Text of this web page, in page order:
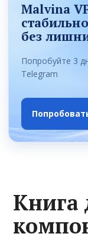
Malvina
без
Попробуйте 3
Telegram
Книга